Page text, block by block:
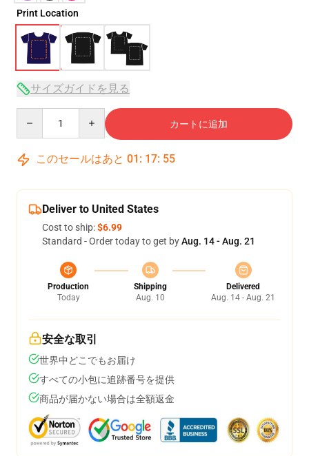
Print Location
サイズガイドを見る
カートに追加
このセールはあと 01 : 17: 54
Deliver to United States
Cost to ship:$6.99
Standard - Order today to get byAug. 14 - Aug. 21
Production
Today
Shipping
Aug. 10
Delivered
Aug. 14 - Aug. 21
安全な取引
世界中どこでもお届け
すべての小包に追跡番号を提供
商品が届かない場合は全額返金